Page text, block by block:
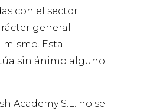
con el sector
general
Esta
sin ánimo alguno
Academy S.L. no se